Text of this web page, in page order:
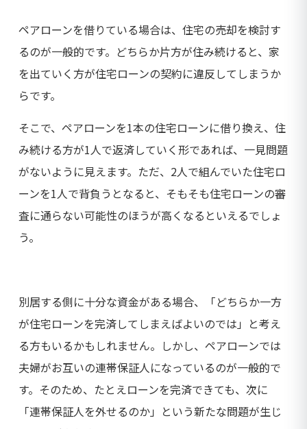
ペアローンを借りている場合は、住宅の売却を検討す
るのが一般的です。どちらか片方が住み続けると、家
を出ていく方が住宅ローンの契約に違反してしまうか
らです。
そこで、ペアローンを1本の住宅ローンに借り換え、住
み続ける方が1人で返済していく形であれば、一見問題
がないように見えます。ただ、2人で組んでいた住宅ロ
ーンを1人で背負うとなると、そもそも住宅ローンの審
査に通らない可能性のほうが高くなるといえるでしょ
う。
別居する側に十分な資金がある場合、「どちらか一方
が住宅ローンを完済してしまえばよいのでは」と考え
る方もいるかもしれません。しかし、ペアローンでは
夫婦がお互いの連帯保証人になっているのが一般的で
す。そのため、たとえローンを完済できても、次に
「連帯保証人を外せるのか」という新たな問題が生じ